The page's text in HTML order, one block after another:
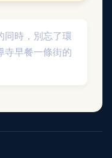
同時，別忘了環
寺早餐一條街的